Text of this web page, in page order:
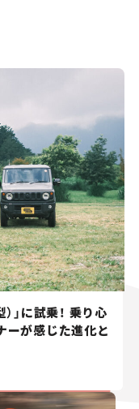
」に試乗！ 乗り心
ーが感じた進化と